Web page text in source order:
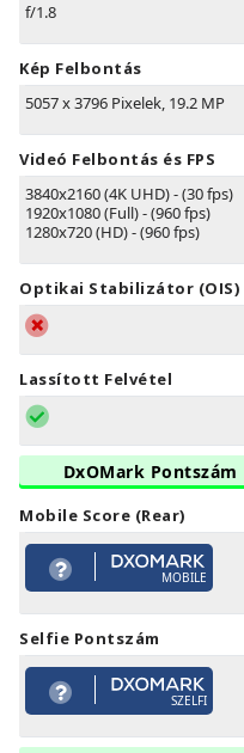
f/1.8
Kép Felbontás
5057 x 3796 Pixelek, 19.2 MP
Videó Felbontás és FPS
3840x2160 (4K UHD) - (30 fps)
1920x1080 (Full) - (960 fps)
1280x720 (HD) - (960 fps)
Optikai Stabilizátor (OIS)
Lassított Felvétel
DxOMark Pontszám
Mobile Score (Rear)
MOBILE
Selfie Pontszám
SZELFI